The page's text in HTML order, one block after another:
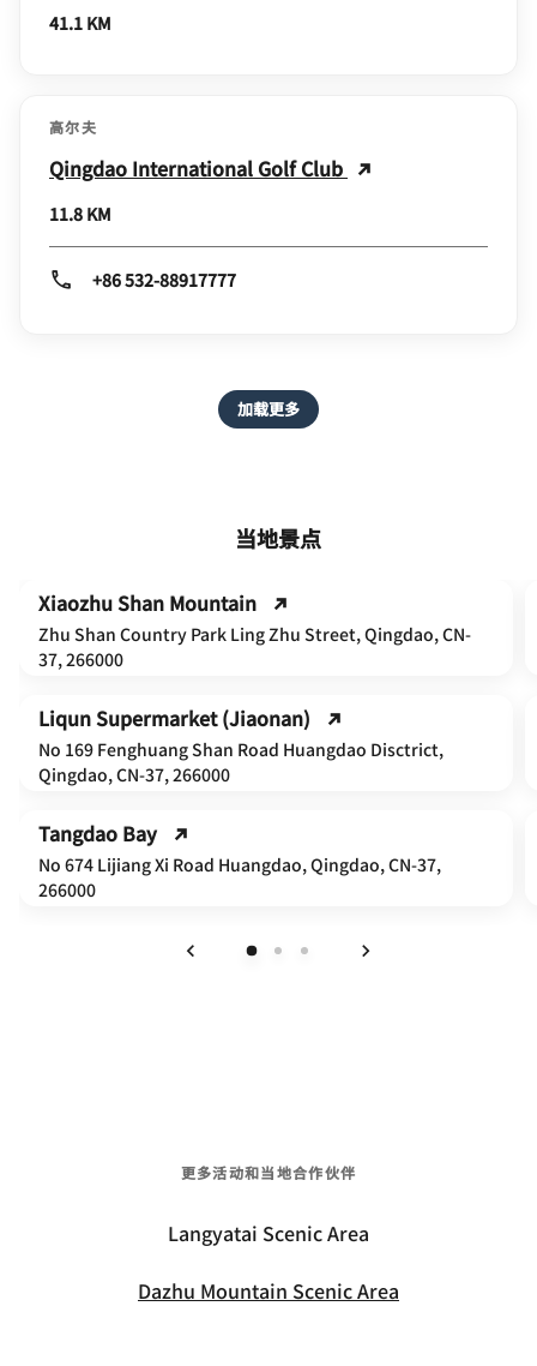
41.1 KM
高尔夫
Qingdao International Golf Club
11.8 KM
+86 532-88917777
加载更多
当地景点
Xiaozhu Shan Mountain
Zhu Shan Country Park Ling Zhu Street, Qingdao, CN-
37, 266000
Liqun Supermarket (Jiaonan)
No 169 Fenghuang Shan Road Huangdao Disctrict,
Qingdao, CN-37, 266000
Tangdao Bay
No 674 Lijiang Xi Road Huangdao, Qingdao, CN-37,
266000
更多活动和当地合作伙伴
Langyatai Scenic Area
Dazhu Mountain Scenic Area